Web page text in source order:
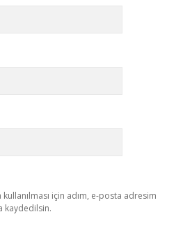
için adım, e-posta adresim
kaydedilsin.